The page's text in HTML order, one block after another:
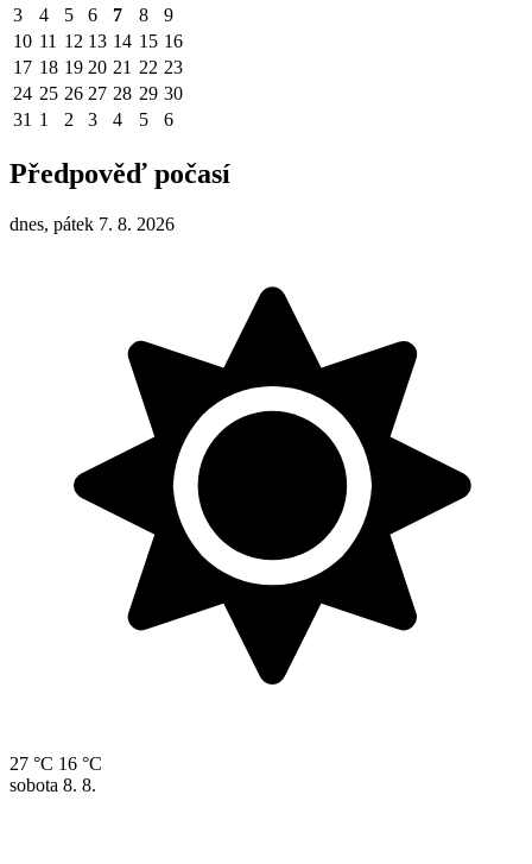
3 4 5 6 7 8
9
10 11 12 13 14 15 16
17 18 19 20 21 22 23
24 25 26 27 28 29 30
31 1 2 3 4 5 6
Předpověď počasí
dnes, pátek 7. 8. 2026
27 °C 16 °C
sobota 8. 8.